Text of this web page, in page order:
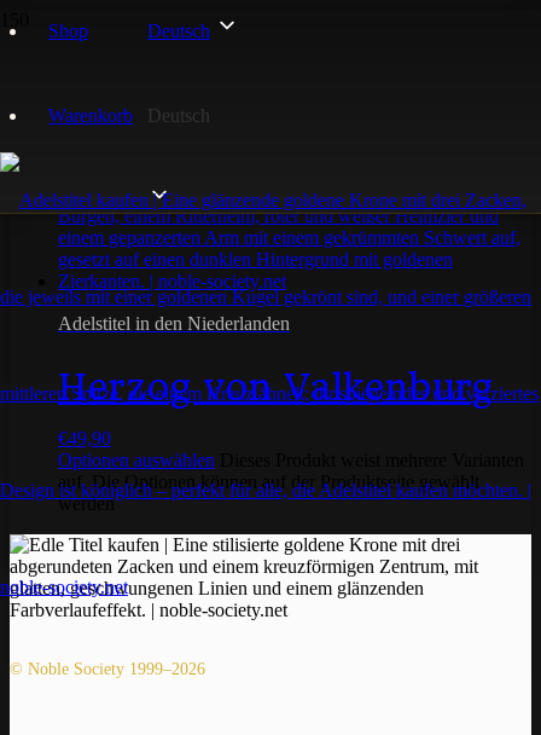
Shop
Warenkorb
Deutsch
Deutsch
Einzelnes Ergebnis wird angezeigt
Adelstitel in den Niederlanden
Herzog von Valkenburg
€49,90
Optionen auswählen
auf. Die Optionen können auf der Produktseite gewählt
werden
© Noble Society 1999–2026